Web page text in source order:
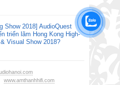
Show 2018] AudioQuest
triển lãm Hong Kong High-
Visual Show 2018?
www.amthanhhifi.com